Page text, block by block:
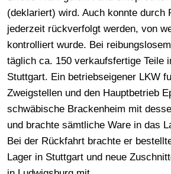
(deklariert) wird. Auch konnte durch
jederzeit rückverfolgt werden, von
kontrolliert wurde. Bei
täglich ca. 150 verkaufsfertige Teile
Stuttgart. Ein betriebseigener LKW
Zweigstellen und den Hauptbetrieb
schwäbische Brackenheim mit
und brachte sämtliche Ware in das
Bei der Rückfahrt brachte er
Lager in Stuttgart und neue